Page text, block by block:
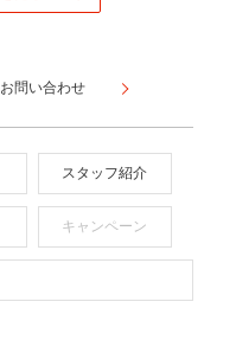
お問い合わせ
スタッフ紹介
キャンペーン